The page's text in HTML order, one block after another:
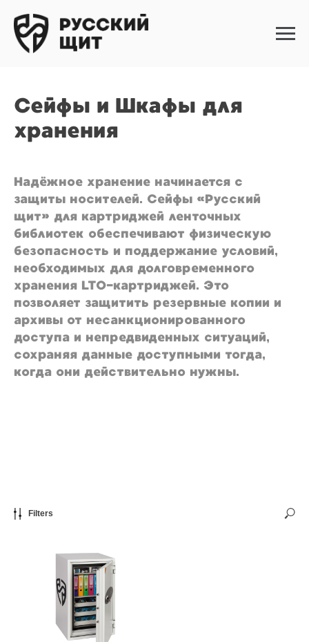
Сейфы и Шкафы для
хранения
Надёжное хранение начинается с
защиты носителей. Сейфы «Русский
щит» для картриджей ленточных
библиотек обеспечивают физическую
безопасность и поддержание условий,
необходимых для долговременного
хранения LTO-картриджей. Это
позволяет защитить резервные копии и
архивы от несанкционированного
доступа и непредвиденных ситуаций,
сохраняя данные доступными тогда,
когда они действительно нужны.
Filters